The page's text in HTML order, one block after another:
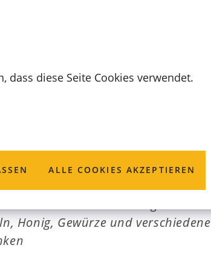
diese Seite Cookies verwendet.
ALLE COOKIES AKZEPTIEREN
Honig, Gewürze und verschiedene